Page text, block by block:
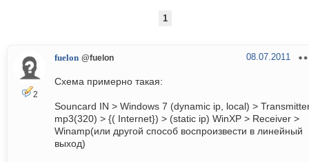
1
2
fuelon @fuelon 08.07.2011
Схема примерно такая:
Souncard IN > Windows 7 (dynamic ip, local) >
mp3(320) > {( Internet}) > (static ip) WinXP > Receiver >
Winamp(или другой способ воспроизвести в линейный
выход)